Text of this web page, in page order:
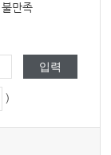
불만족
)